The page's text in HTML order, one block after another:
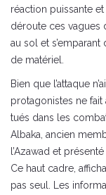
réaction puissante
déroute ces vagues
au sol et
de matériel.
Bien que l’attaque
protagonistes ne fait
tués dans les
Albaka, ancien
l’Azawad et
Ce haut cadre,
pas seul. Les